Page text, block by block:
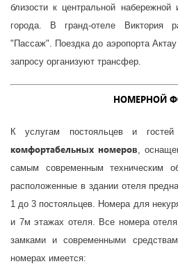
близости к центральной набережной
города. В гранд-отеле Виктория
"Пассаж". Поездка до аэропорта
запросу организуют трансфер.
НОМЕРНОЙ
К услугам постояльцев и
комфортабельных номеров,
самым современным техническим
расположенные в здании отеля
1 до 3 постояльцев. Номера для
и 7м этажах отеля. Все номера
замками и современными
номерах имеется: